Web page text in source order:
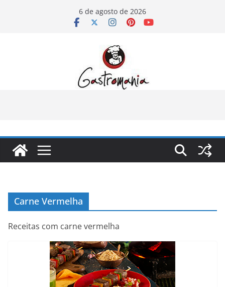
6 de agosto de 2026
Carne Vermelha
Receitas com carne vermelha